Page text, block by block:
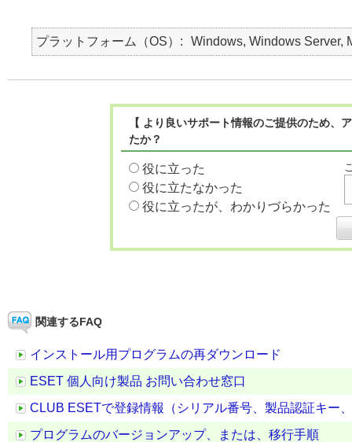
プラットフォーム（OS） Windows, Windows Server,
【 より良いサポート情報のご提供のため
たか？
役に立った
役に立たなかった
役に立ったが、わかりづらかった
関連するFAQ
インストール用プログラムの再ダウンロード
ESET 個人向け製品 お問い合わせ窓口
CLUB ESETで登録情報（シリアル番号、製品認証キー
プログラムのバージョンアップ、または、移行手順